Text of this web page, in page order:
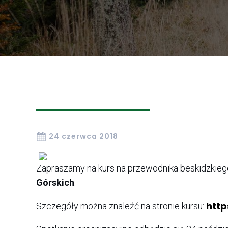
24 czerwca 2018
Zapraszamy na kurs na przewodnika
Górskich
Szczegóły można znaleźć na stronie kursu: